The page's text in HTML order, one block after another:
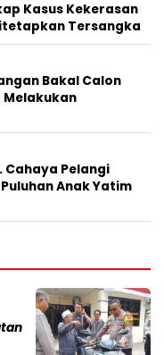
Kasus Kekerasan
Tersangka
Bakal Calon
Melakukan
Cahaya Pelangi
Anak Yatim